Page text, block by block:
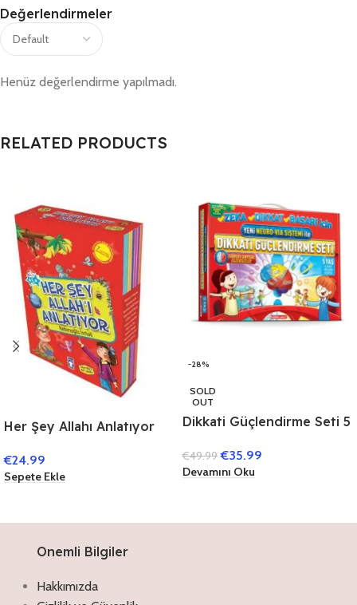
Değerlendirmeler
Henüz değerlendirme yapılmadı.
RELATED PRODUCTS
Her Şey Allahı Anlatıyor
€24.99
Sepete Ekle
-28%
SOLD
OUT
Dikkati Güçlendirme Seti 5
€49.99 €35.99
Devamını Oku
Onemli Bilgiler
Hakkımızda